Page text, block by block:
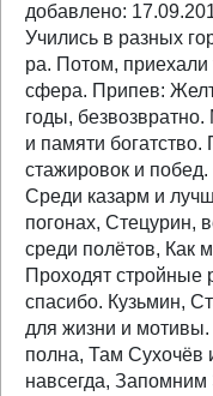
добавлено:
Учились в разных
ра. Потом,
сфера. Припев:
годы,
и памяти богатство.
стажировок и
Среди казарм и
погонах, Стецурин,
среди полётов, Как
Проходят стройные
спасибо. Кузьмин,
для жизни и
полна, Там Сухочёв
навсегда,